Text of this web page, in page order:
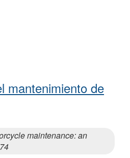
mantenimiento de
maintenance: an